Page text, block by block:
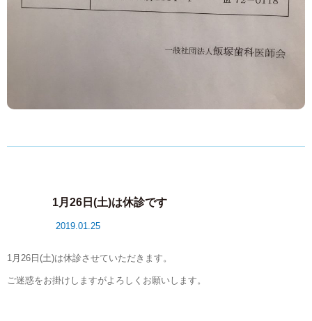
1月26日(土)は休診です
2019.01.25
1月26日(土)は休診させていただきます。
ご迷惑をお掛けしますがよろしくお願いします。